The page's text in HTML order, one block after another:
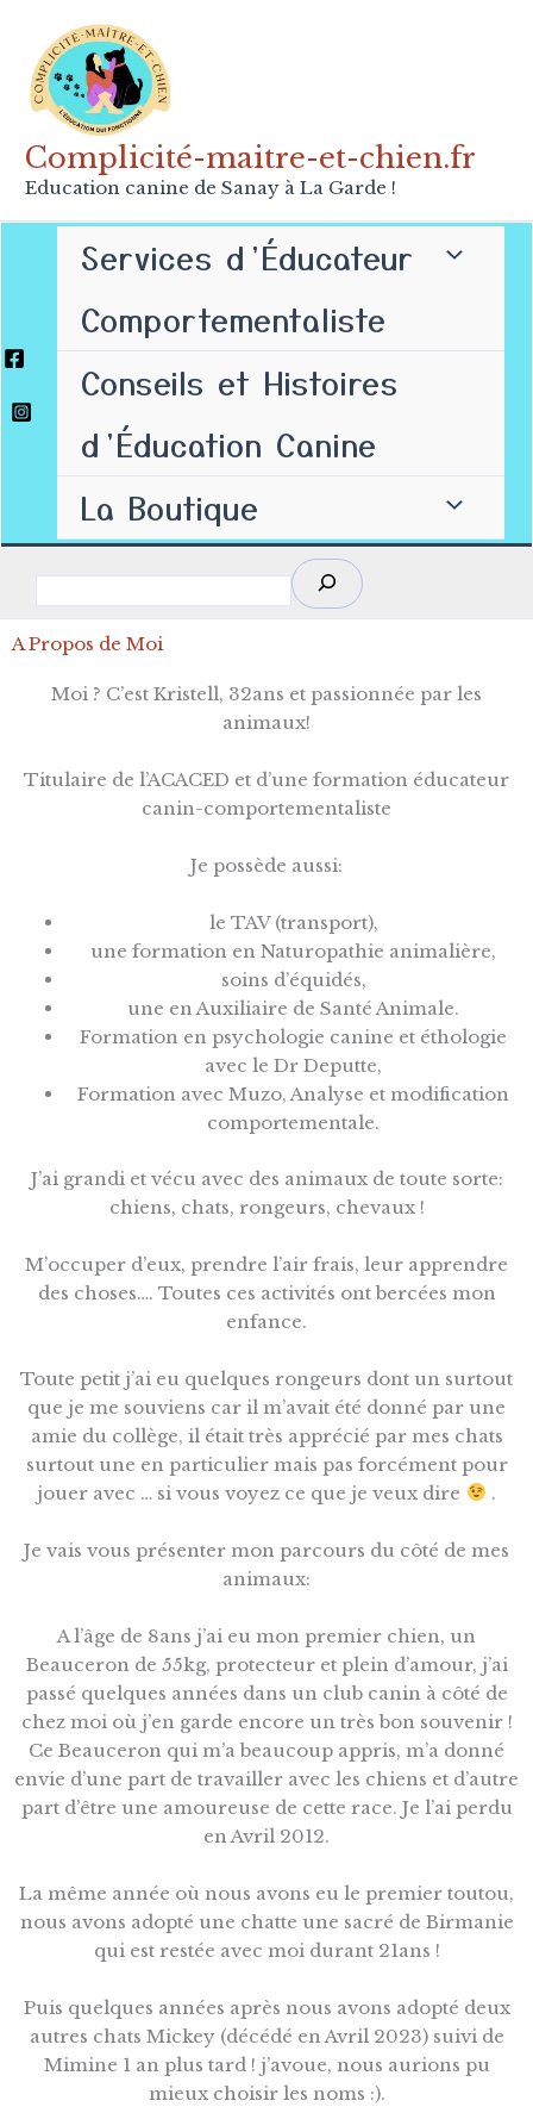
contenu
Complicité-maitre-et-chien.fr
Education canine de Sanay à La Garde !
Services d’Éducateur
Comportementaliste
Conseils et Histoires
d’Éducation Canine
La Boutique
Rechercher
A Propos de Moi
Moi ? C’est Kristell, 32ans et passionnée par les
animaux!
Titulaire de l’ACACED et d’une formation éducateur
canin-comportementaliste
Je possède aussi:
le TAV (transport),
une formation en Naturopathie animalière,
soins d’équidés,
une en Auxiliaire de Santé Animale.
Formation en psychologie canine et éthologie
avec le Dr Deputte,
Formation avec Muzo, Analyse et modification
comportementale.
J’ai grandi et vécu avec des animaux de toute sorte:
chiens, chats, rongeurs, chevaux !
M’occuper d’eux, prendre l’air frais, leur apprendre
des choses…. Toutes ces activités ont bercées mon
enfance.
Toute petit j’ai eu quelques rongeurs dont un surtout
que je me souviens car il m’avait été donné par une
amie du collège, il était très apprécié par mes chats
surtout une en particulier mais pas forcément pour
jouer avec … si vous voyez ce que je veux dire
.
Je vais vous présenter mon parcours du côté de mes
animaux:
A l’âge de 8ans j’ai eu mon premier chien, un
Beauceron de 55kg, protecteur et plein d’amour, j’ai
passé quelques années dans un club canin à côté de
chez moi où j’en garde encore un très bon souvenir !
Ce Beauceron qui m’a beaucoup appris, m’a donné
envie d’une part de travailler avec les chiens et d’autre
part d’être une amoureuse de cette race. Je l’ai perdu
en Avril 2012.
La même année où nous avons eu le premier toutou,
nous avons adopté une chatte une sacré de Birmanie
qui est restée avec moi durant 21ans !
Puis quelques années après nous avons adopté deux
autres chats Mickey (décédé en Avril 2023) suivi de
Mimine 1 an plus tard ! j’avoue, nous aurions pu
mieux choisir les noms :).